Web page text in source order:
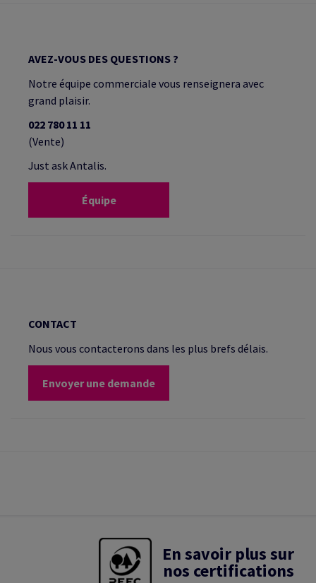
AVEZ-VOUS DES QUESTIONS ?
Notre équipe commerciale vous renseignera avec
grand plaisir.
022 780 11 11
(Vente)
Just ask Antalis.
Équipe
CONTACT
Nous vous contacterons dans les plus brefs délais.
Envoyer une demande
En savoir plus sur
nos certifications